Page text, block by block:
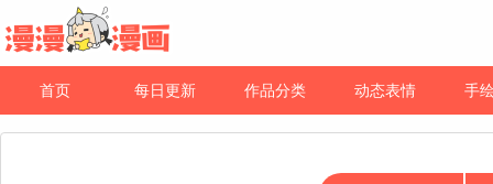
首页 每日更新 作品分类 动态表情 手